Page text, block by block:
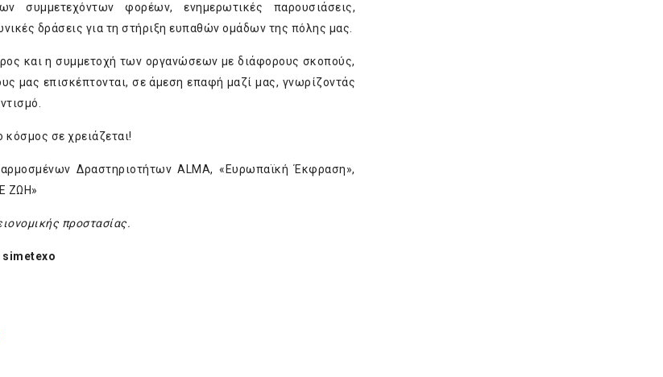
συμμετεχόντων φορέων, ενημερωτικές παρουσιάσεις,
δράσεις για τη στήριξη ευπαθών ομάδων της πόλης μας.
και η συμμετοχή των οργανώσεων με διάφορους σκοπούς,
μας επισκέπτονται, σε άμεση επαφή μαζί μας, γνωρίζοντάς
κόσμος σε χρειάζεται!
Δραστηριοτήτων ALMA, «Ευρωπαϊκή Έκφραση»,
ΖΩΗ»
προστασίας.
simetexo